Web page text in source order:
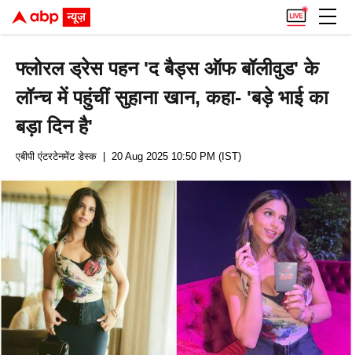
फ्लोरल ड्रेस पहन 'द बैड्स ऑफ बॉलीवुड' के
लॉन्च में पहुंचीं सुहाना खान, कहा- 'बड़े भाई का
बड़ा दिन है'
एबीपी एंटरटेनमेंट डेस्क | 20 Aug 2025 10:50 PM (IST)